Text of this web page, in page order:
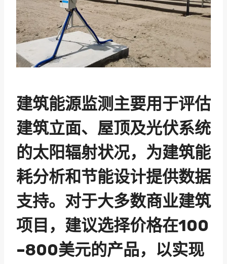
建筑能源监测主要用于评估
建筑立面、屋顶及光伏系统
的太阳辐射状况，为建筑能
耗分析和节能设计提供数据
支持。对于大多数商业建筑
项目，建议选择价格在100
–800美元的产品，以实现